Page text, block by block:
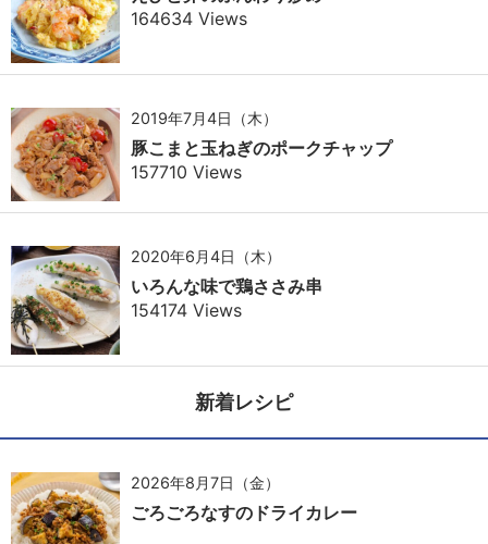
164634 Views
2019年7月4日（木）
豚こまと玉ねぎのポークチャップ
157710 Views
2020年6月4日（木）
いろんな味で鶏ささみ串
154174 Views
新着レシピ
2026年8月7日（金）
ごろごろなすのドライカレー